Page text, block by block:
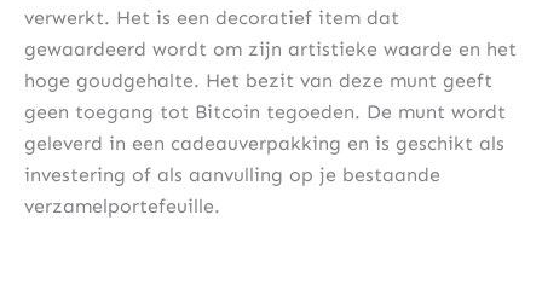
verwerkt. Het is een decoratief item dat
gewaardeerd wordt om zijn artistieke waarde en het
hoge goudgehalte. Het bezit van deze munt geeft
geen toegang tot Bitcoin tegoeden. De munt wordt
geleverd in een cadeauverpakking en is geschikt als
investering of als aanvulling op je bestaande
verzamelportefeuille.